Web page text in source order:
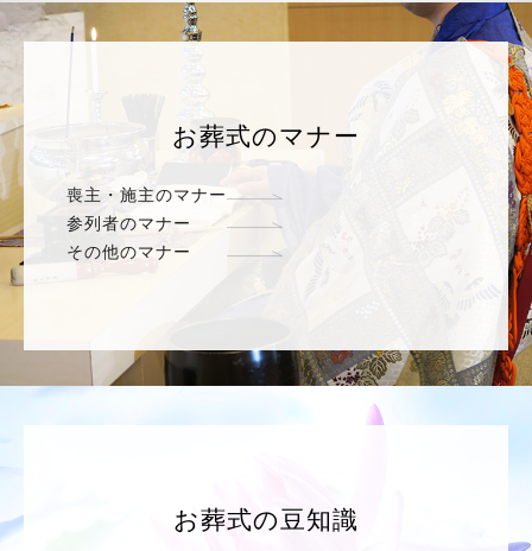
お葬式のマナー
喪主・施主のマナー
参列者のマナー
その他のマナー
お葬式の豆知識